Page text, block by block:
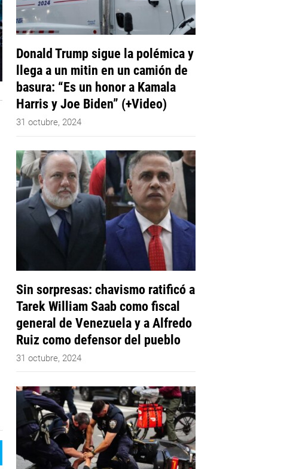
Donald Trump sigue la polémica y
llega a un mitin en un camión de
basura: “Es un honor a Kamala
Harris y Joe Biden” (+Video)
31 octubre, 2024
Sin sorpresas: chavismo ratificó a
Tarek William Saab como fiscal
general de Venezuela y a Alfredo
Ruiz como defensor del pueblo
31 octubre, 2024